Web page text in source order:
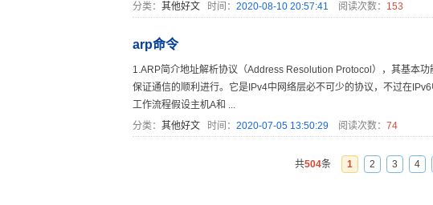
分类： 其他好文时间： 2020-08-10 20:57:41 阅读次数： 153
arp命令
1.ARP简介地址解析协议（Address Resolution Protocol），其基本
保证通信的顺利进行。它是IPv4中网络层必不可少的协议，不过在
工作流程假设主机A和 ...
分类： 其他好文时间： 2020-07-05 13:50:29 阅读次数： 74
共504条 1 2 3 4